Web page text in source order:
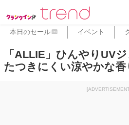
本日のセール PR イベント
「ALLIE」ひんやりUV
たつきにくい涼やかな